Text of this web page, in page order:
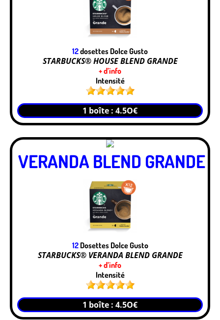
12dosettes Dolce Gusto
STARBUCKS® HOUSE BLEND GRANDE
+ d’info
Intensité
1 boîte : 4.5O€
VERANDA BLEND GRANDE
12Dosettes Dolce Gusto
STARBUCKS® VERANDA BLEND GRANDE
+ d’info
Intensité
1 boîte : 4.5O€